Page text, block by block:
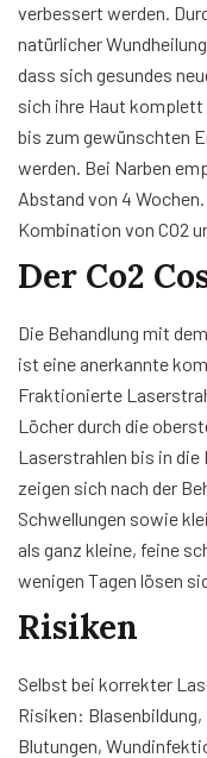
verbessert werden.
natürlicher
dass sich gesundes
sich ihre Haut komplett
bis zum gewünschten
werden. Bei Narben
Abstand von 4
Kombination von CO2
Der Co2
Die Behandlung mit
ist eine anerkannte
Fraktionierte
Löcher durch die
Laserstrahlen bis in die
zeigen sich nach der
Schwellungen sowie
als ganz kleine, feine
wenigen Tagen lösen
Risiken
Selbst bei korrekter
Risiken:
Blutungen,